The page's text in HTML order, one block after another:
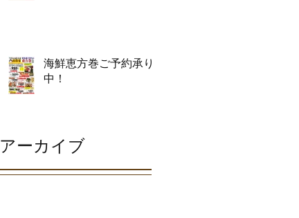
海鮮恵方巻ご予約承り
中！
アーカイブ